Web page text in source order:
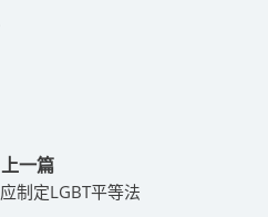
一篇
制定LGBT平等法